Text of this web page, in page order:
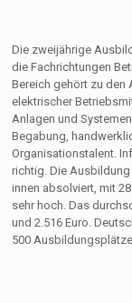
Die zweijährige
die Fachrichtungen
Bereich gehört zu
elektrischer
Anlagen und
Begabung,
Organisationstalent.
richtig. Die
innen absolviert, mit
sehr hoch. Das
und 2.516 Euro.
500